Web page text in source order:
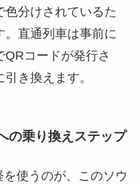
分けされているた
。直通列車は事前に
コードが発行さ
き換えます。
の乗り換えステップ
を使うのが、このソウ